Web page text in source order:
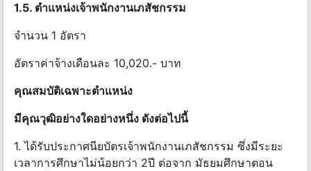
1.5. ตําแหน่งเจ้าพนักงานเภสัชกรรม
จำนวน 1 อัตรา
อัตราค่าจ้างเดือนละ 10,020.- บาท
คุณสมบัติเฉพาะตําแหน่ง
มีคุณวุฒิอย่างใดอย่างหนึ่ง ดังต่อไปนี้
1. ได้รับประกาศนียบัตรเจ้าพนักงานเภสัชกรรม ซึ่งมีระยะ
เวลาการศึกษาไม่น้อยกว่า 2ปี ต่อจาก มัธยมศึกษาตอน